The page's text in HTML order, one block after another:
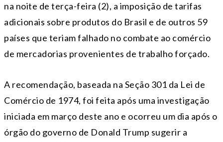
na noite de terça-feira (2), a imposição de tarifas
adicionais sobre produtos do Brasil e de outros 59
países que teriam falhado no combate ao comércio
de mercadorias provenientes de trabalho forçado.
A recomendação, baseada na Seção 301 da Lei de
Comércio de 1974, foi feita após uma investigação
iniciada em março deste ano e ocorreu um dia após o
órgão do governo de Donald Trump sugerir a